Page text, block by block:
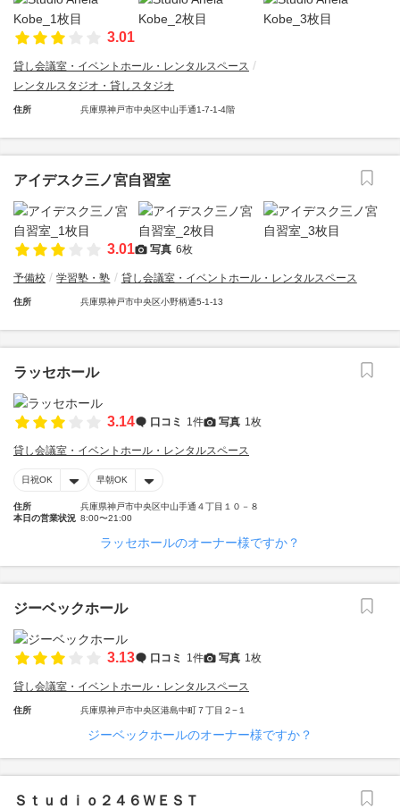
3.01
貸し会議室・イベントホール・レンタルスペース
レンタルスタジオ・貸しスタジオ
住所 兵庫県神戸市中央区中山手通1-7-1-4階
アイデスク三ノ宮自習室
3.01 写真 6枚
予備校 学習塾・塾 貸し会議室・イベントホール・レンタルスペース
住所 兵庫県神戸市中央区小野柄通5-1-13
ラッセホール
3.14 口コミ 1件 写真 1枚
貸し会議室・イベントホール・レンタルスペース
日祝OK 早朝OK
住所
兵庫県神戸市中央区中山手通４丁目１０－８
本日の営業状況 8:00〜21:00
ラッセホールのオーナー様ですか？
ジーベックホール
3.13 口コミ 1件 写真 1枚
貸し会議室・イベントホール・レンタルスペース
住所 兵庫県神戸市中央区港島中町７丁目２−１
ジーベックホールのオーナー様ですか？
Ｓｔｕｄｉｏ２４６ＷＥＳＴ